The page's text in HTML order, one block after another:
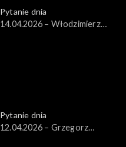
Pytanie dnia
14.04.2026 – Włodzimierz
Pytanie dnia
12.04.2026 – Grzegorz